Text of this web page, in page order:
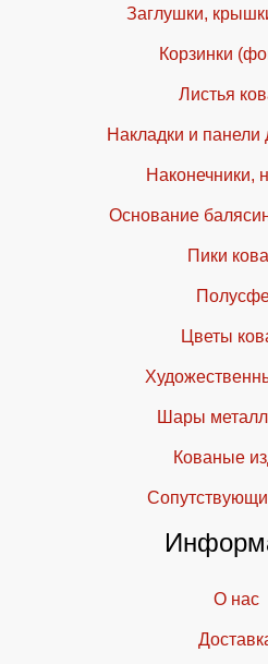
Заглушки,
Корзинки
Листья
Накладки и панели
Наконечники,
Основание
Пики
Цветы
Шары
Кованые
О нас